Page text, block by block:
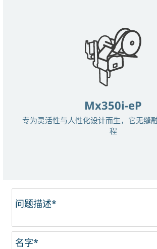
Mx350i-eP
专为灵活性与人性化设计而生，它无缝
程
问题描述*
名字*